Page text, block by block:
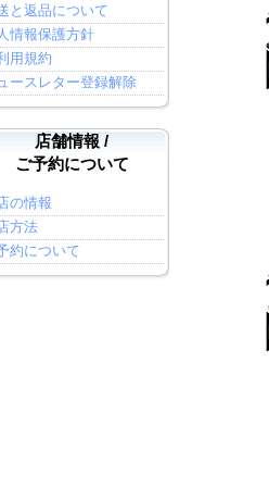
と返品について
情報保護方針
用規約
ースレター登録解除
店舗情報 /
ご予約について
の情報
方法
約について